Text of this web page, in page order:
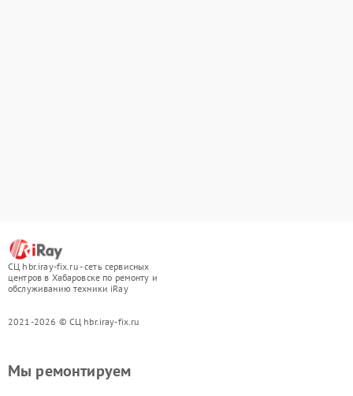
СЦ hbr.iray-fix.ru - сеть сервисных
центров в Хабаровске по ремонту и
обслуживанию техники iRay
2021-2026 © СЦ hbr.iray-fix.ru
Мы ремонтируем